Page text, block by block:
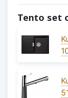
Tento set